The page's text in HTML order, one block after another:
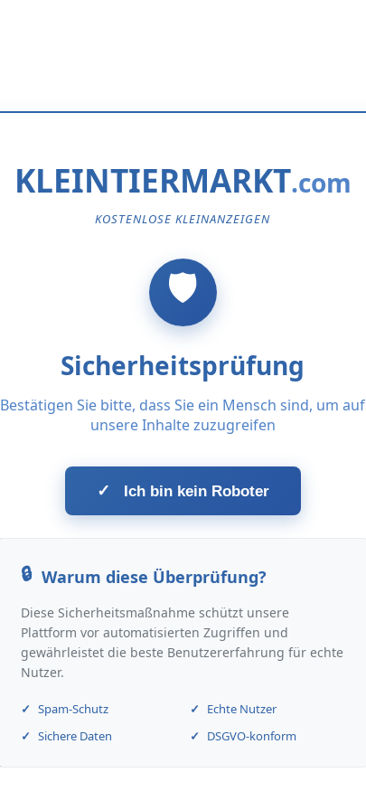
KLEINTIERMARKT
KOSTENLOSE KLEINANZEIGEN
Sicherheitsprüfung
Bestätigen Sie bitte, dass Sie ein Mensch sind, um auf
unsere Inhalte zuzugreifen
✓ Ich bin kein Roboter
Warum diese Überprüfung?
Diese Sicherheitsmaßnahme schützt unsere
Plattform vor automatisierten Zugriffen und
gewährleistet die beste Benutzererfahrung für echte
Nutzer.
Spam-Schutz
Echte Nutzer
Sichere Daten
DSGVO-konform